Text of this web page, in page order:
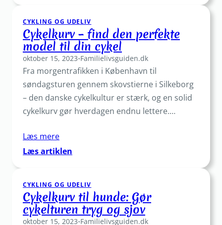
find
den
rette
hjelm
til
din
cykeltur
CYKLING OG UDELIV
Cykelkurv – find den perfekte
model til din cykel
oktober 15, 2023•Familielivsguiden.dk
Fra morgentrafikken i København til
søndagsturen gennem skovstierne i Silkeborg
– den danske cykelkultur er stærk, og en solid
cykelkurv gør hverdagen endnu lettere.…
Læs mere
Læs artiklen
find
den
perfekte
model
CYKLING OG UDELIV
Cykelkurv til hunde: Gør
cykelturen tryg og sjov
oktober 15, 2023•Familielivsguiden.dk